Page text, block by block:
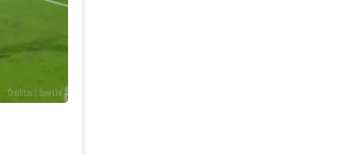
Créditos | SportTv